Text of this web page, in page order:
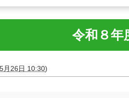
教育相談
本校への転入学を検討
各学部紹介（学校説明
公開研修 寄宿舎について
入舎関連
寄宿舎だより
令和８
月26日 10:30)